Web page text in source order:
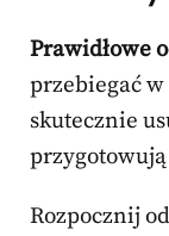
Prawidłowe
przebiegać
skutecznie
Rozpocznij